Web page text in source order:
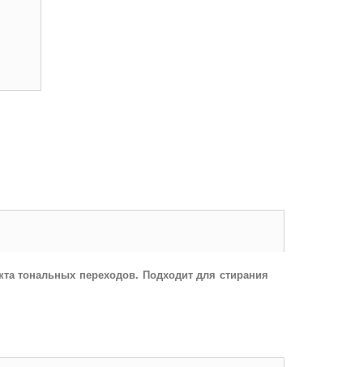
тональных переходов. Подходит для стирания